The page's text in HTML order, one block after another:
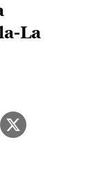
La